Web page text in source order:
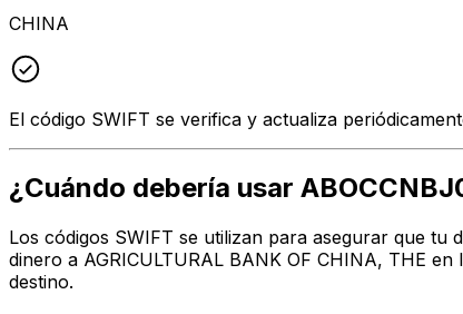
CHINA
El código SWIFT se verifica y actualiza
¿Cuándo debería usar
Los códigos SWIFT se utilizan para asegurar que
dinero a AGRICULTURAL BANK OF CHINA, THE
destino.